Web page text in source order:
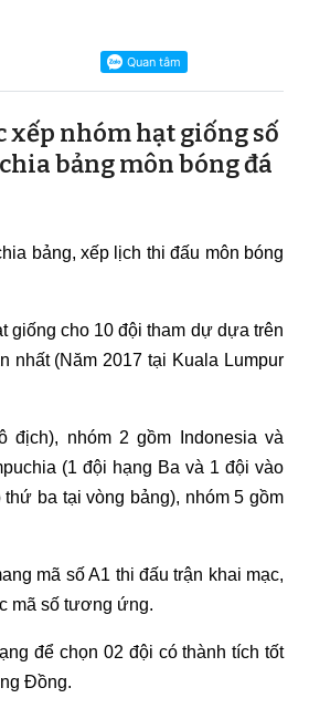
xếp nhóm hạt giống số
bảng môn bóng đá
bảng, xếp lịch thi đấu môn bóng
giống cho 10 đội tham dự dựa trên
nhất (Năm 2017 tại Kuala Lumpur
nhóm 2 gồm Indonesia và
(1 đội hạng Ba và 1 đội vào
ba tại vòng bảng), nhóm 5 gồm
mã số A1 thi đấu trận khai mạc,
mã số tương ứng.
để chọn 02 đội có thành tích tốt
Đồng.